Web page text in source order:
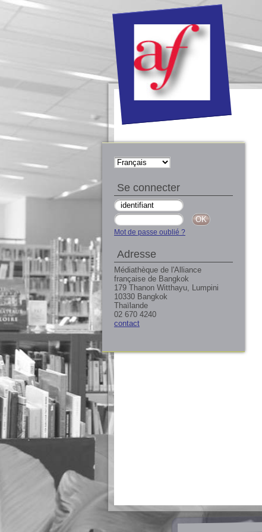
Se connecter
Mot de passe oublié ?
Adresse
Médiathèque de l'Alliance
française de Bangkok
179 Thanon Witthayu, Lumpini
10330 Bangkok
Thaïlande
02 670 4240
contact